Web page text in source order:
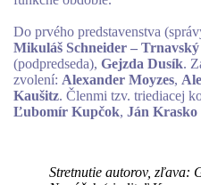
Do prvého predstavenstva
Mikuláš Schneider – Trnavský
(podpredseda), Gejzda Dusík.
zvolení: Alexander Moyzes,
Kaušitz. Členmi tzv. triediacej
Ľubomír Kupčok, Ján Krasko
Stretnutie autorov, zľava: